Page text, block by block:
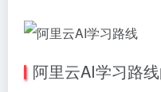
阿里云AI学习路